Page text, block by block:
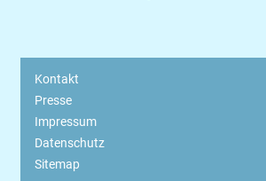
Kontakt
Presse
Impressum
Datenschutz
Sitemap